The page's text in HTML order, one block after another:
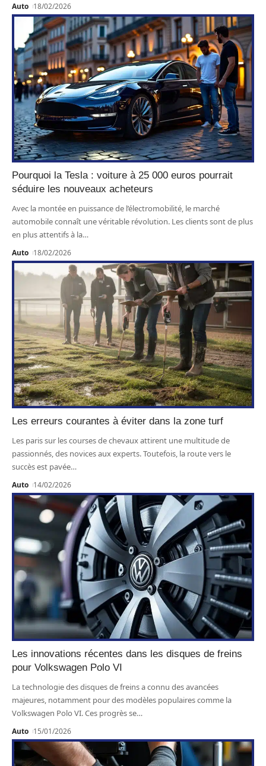
Auto 18/02/2026
Pourquoi la Tesla : voiture à 25 000 euros pourrait
séduire les nouveaux acheteurs
Avec la montée en puissance de l’électromobilité, le marché
automobile connaît une véritable révolution. Les clients sont de plus
en plus attentifs à la…
Auto 18/02/2026
Les erreurs courantes à éviter dans la zone turf
Les paris sur les courses de chevaux attirent une multitude de
passionnés, des novices aux experts. Toutefois, la route vers le
succès est pavée…
Auto 14/02/2026
Les innovations récentes dans les disques de freins
pour Volkswagen Polo VI
La technologie des disques de freins a connu des avancées
majeures, notamment pour des modèles populaires comme la
Volkswagen Polo VI. Ces progrès se…
Auto 15/01/2026